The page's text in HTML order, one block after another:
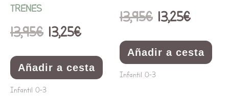
TRENES
13,95€ 13,25€
Añadir a cesta
Infantil 0-3
13,95€ 13,25€
Añadir a cesta
Infantil 0-3